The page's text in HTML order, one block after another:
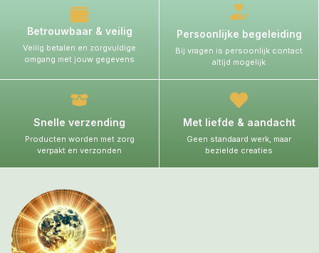
Betrouwbaar & veilig
Veilig betalen en zorgvuldige
omgang met jouw gegevens
Persoonlijke begeleiding
Bij vragen is persoonlijk contact
altijd mogelijk
Snelle verzending
Producten worden met zorg
verpakt en verzonden
Met liefde & aandacht
Geen standaard werk, maar
bezielde creaties